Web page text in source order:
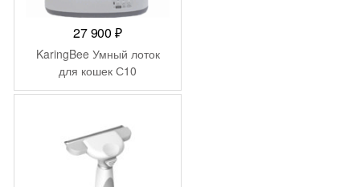
27 900₽
KaringBee Умный лоток
для кошек С10